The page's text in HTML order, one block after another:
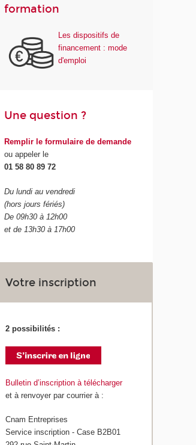
formation
Les dispositifs de
financement : mode
d'emploi
Une question ?
Remplir le formulaire de demande
ou appeler le
01 58 80 89 72
Du lundi au vendredi
(hors jours fériés)
De 09h30 à 12h00
et de 13h30 à 17h00
Votre inscription
2 possibilités :
Bulletin d’inscription à télécharger
et à renvoyer par courrier à :
Cnam Entreprises
Service inscription - Case B2B01